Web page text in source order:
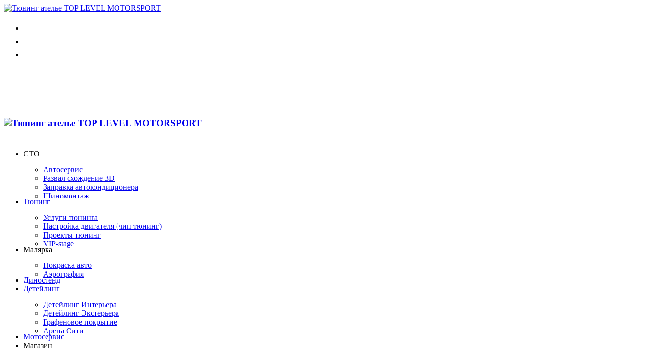
СТО
Автосервис
Развал схождение 3D
Заправка автокондиционера
Шиномонтаж
Тюнинг
Услуги тюнинга
Настройка двигателя (чип тюнинг)
Проекты тюнинг
VIP-stage
Малярка
Покраска авто
Аэрография
Диностенд
Детейлинг
Детейлинг Интерьера
Детейлинг Экстерьера
Графеновое покрытие
Арена Сити
Мотосервис
Магазин